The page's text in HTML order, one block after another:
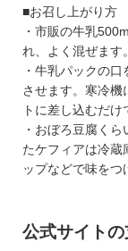
■お召し上がり方
・市販の牛乳
れ、よく混ぜます。
・牛乳パックの
させます。寒冷機
トに差し込むだ
・おぼろ豆腐く
たケフィアは冷蔵
ップなどで味をつ
公式サイト